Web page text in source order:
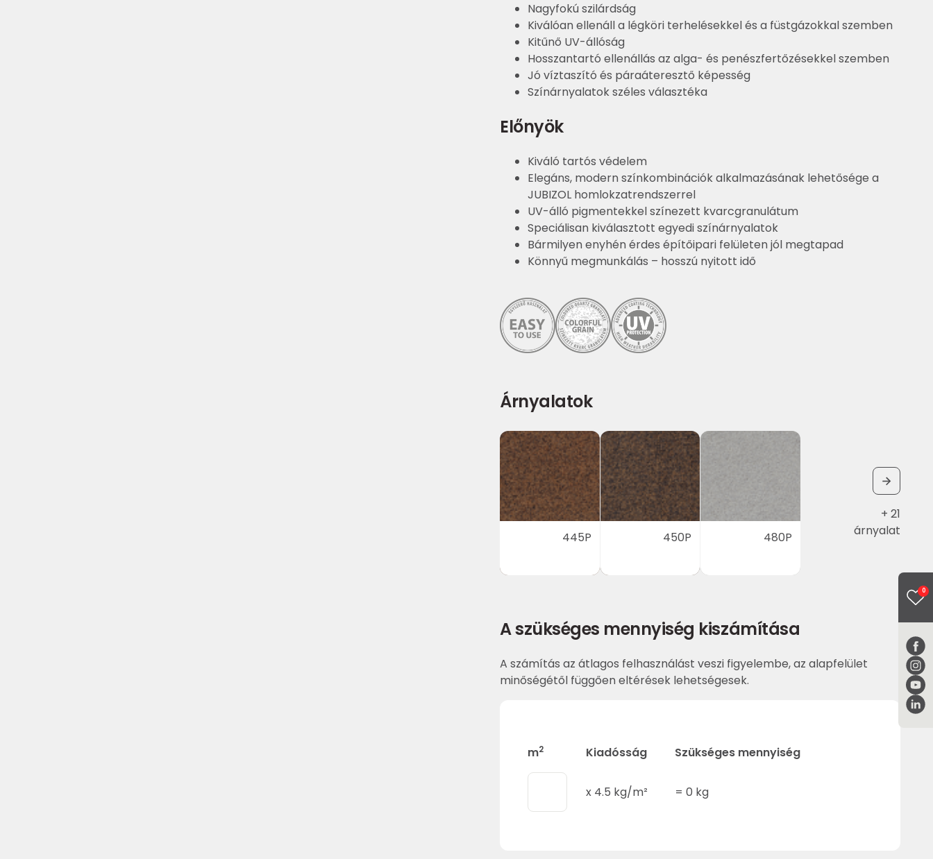
0
Nagyfokú szilárdság
Kiválóan ellenáll a légköri terhelésekkel és a füstgázokkal szemben
Kitűnő UV-állóság
Hosszantartó ellenállás az alga- és penészfertőzésekkel szemben
Jó víztaszító és páraáteresztő képesség
Színárnyalatok széles választéka
Előnyök
Kiváló tartós védelem
Elegáns, modern színkombinációk alkalmazásának lehetősége a
JUBIZOL homlokzatrendszerrel
UV-álló pigmentekkel színezett kvarcgranulátum
Speciálisan kiválasztott egyedi színárnyalatok
Bármilyen enyhén érdes építőipari felületen jól megtapad
Könnyű megmunkálás – hosszú nyitott idő
Árnyalatok
445P 450P 480P
+ 21
árnyalat
A szükséges mennyiség kiszámítása
A számítás az átlagos felhasználást veszi figyelembe, az alapfelület
minőségétől függően eltérések lehetségesek.
m2 Kiadósság Szükséges mennyiség
x 4.5 kg/m² =0 kg